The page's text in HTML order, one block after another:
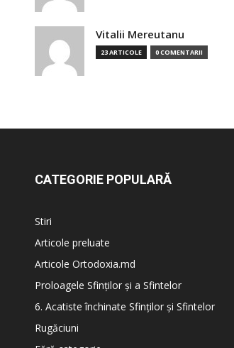
Vitalii Mereutanu
23 ARTICOLE 0 COMENTARII
CATEGORIE POPULARĂ
Stiri
Articole preluate
Articole Ortodoxia.md
Proloagele Sfinților și a Sfintelor
6. Acatiste închinate Sfinților și Sfintelor
Rugăciuni